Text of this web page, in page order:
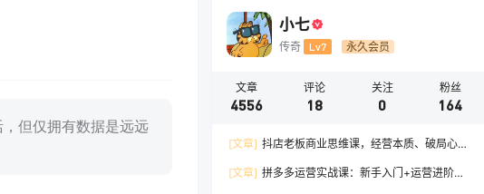
但仅拥有数据是远远
小七
传奇 Lv7 永久会员
文章
4556
评论
18
关注
0
粉丝
164
[文章] 抖店老板商业思维课，经营本质、破局心
增
[文章] 拼多多运营实战课：新手入门+运营进阶、